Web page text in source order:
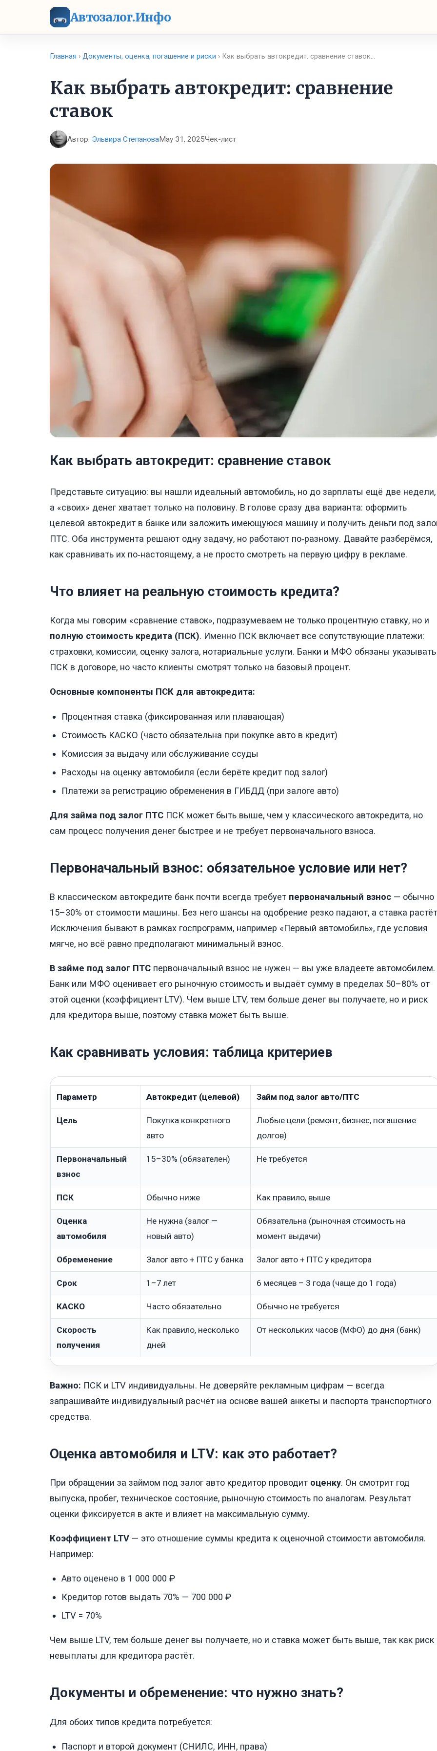
Автозалог.Инфо
Главная › Документы, оценка, погашение и риски › Как выбрать автокредит: сравнение ставок…
Как выбрать автокредит: сравнение
ставок
Автор: Эльвира СтепановаMay 31, 2025Чек-лист
Как выбрать автокредит: сравнение ставок
Представьте ситуацию: вы нашли идеальный автомобиль, но до зарплаты ещё две недели,
а «своих» денег хватает только на половину. В голове сразу два варианта: оформить
целевой автокредит в банке или заложить имеющуюся машину и получить деньги под
ПТС. Оба инструмента решают одну задачу, но работают по‑разному. Давайте разберёмся,
как сравнивать их по‑настоящему, а не просто смотреть на первую цифру в рекламе.
Что влияет на реальную стоимость кредита?
Когда мы говорим «сравнение ставок», подразумеваем не только процентную ставку, но и
полную стоимость кредита (ПСК). Именно ПСК включает все сопутствующие платежи:
страховки, комиссии, оценку залога, нотариальные услуги. Банки и МФО обязаны указывать
ПСК в договоре, но часто клиенты смотрят только на базовый процент.
Основные компоненты ПСК для автокредита:
Процентная ставка (фиксированная или плавающая)
Стоимость КАСКО (часто обязательна при покупке авто в кредит)
Комиссия за выдачу или обслуживание ссуды
Расходы на оценку автомобиля (если берёте кредит под залог)
Платежи за регистрацию обременения в ГИБДД (при залоге авто)
Для займа под залог ПТС ПСК может быть выше, чем у классического автокредита, но
сам процесс получения денег быстрее и не требует первоначального взноса.
Первоначальный взнос: обязательное условие или нет?
В классическом автокредите банк почти всегда требует первоначальный взнос — обычно
15–30% от стоимости машины. Без него шансы на одобрение резко падают, а ставка
Исключения бывают в рамках госпрограмм, например «Первый автомобиль», где условия
мягче, но всё равно предполагают минимальный взнос.
В займе под залог ПТС первоначальный взнос не нужен — вы уже владеете автомобилем.
Банк или МФО оценивает его рыночную стоимость и выдаёт сумму в пределах 50–80% от
этой оценки (коэффициент LTV). Чем выше LTV, тем больше денег вы получаете, но и риск
для кредитора выше, поэтому ставка может быть выше.
Как сравнивать условия: таблица критериев
Параметр Автокредит (целевой) Займ под залог авто/ПТС
Цель
Покупка конкретного
авто
Любые цели (ремонт, бизнес, погашение
долгов)
Первоначальный
взнос
15–30% (обязателен) Не требуется
ПСК Обычно ниже Как правило, выше
Оценка
автомобиля
Не нужна (залог —
новый авто)
Обязательна (рыночная стоимость на
момент выдачи)
Обременение Залог авто + ПТС у банка Залог авто + ПТС у кредитора
Срок 1–7 лет 6 месяцев – 3 года (чаще до 1 года)
КАСКО Часто обязательно Обычно не требуется
Скорость
получения
Как правило, несколько
дней
От нескольких часов (МФО) до дня (банк)
Важно: ПСК и LTV индивидуальны. Не доверяйте рекламным цифрам — всегда
запрашивайте индивидуальный расчёт на основе вашей анкеты и паспорта транспортного
средства.
Оценка автомобиля и LTV: как это работает?
При обращении за займом под залог авто кредитор проводит оценку. Он смотрит год
выпуска, пробег, техническое состояние, рыночную стоимость по аналогам. Результат
оценки фиксируется в акте и влияет на максимальную сумму.
Коэффициент LTV — это отношение суммы кредита к оценочной стоимости автомобиля.
Например:
Авто оценено в 1 000 000 ₽
Кредитор готов выдать 70% — 700 000 ₽
LTV = 70%
Чем выше LTV, тем больше денег вы получаете, но и ставка может быть выше, так как риск
невыплаты для кредитора растёт.
Документы и обременение: что нужно знать?
Для обоих типов кредита потребуется:
Паспорт и второй документ (СНИЛС, ИНН, права)